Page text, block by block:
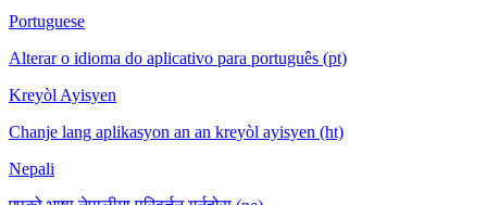
Portuguese
Alterar o idioma do aplicativo para português (pt)
Kreyòl Ayisyen
Chanje lang aplikasyon an an kreyòl ayisyen (ht)
Nepali